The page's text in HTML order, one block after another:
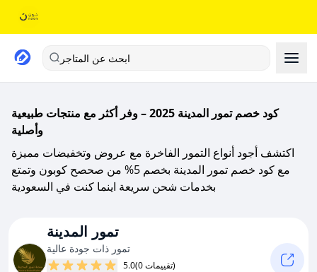
ابحث عن المتاجر
كود خصم تمور المدينة 2025 – وفر أكثر مع منتجات طبيعية
وأصلية
اكتشف أجود أنواع التمور الفاخرة مع عروض وتخفيضات مميزة
مع كود خصم تمور المدينة بخصم 5% من صحصح كوبون وتمتع
بخدمات شحن سريعة اينما كنت في السعودية
تمور المدينة
تمور ذات جودة عالية
5.0 (0 تقييمات)